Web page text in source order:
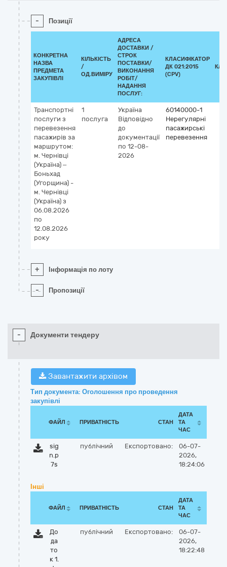
- Позиції
КОНКРЕТНА
НАЗВА
ПРЕДМЕТА
ЗАКУПІВЛІ
КІЛЬКІСТЬ
/
ОД.ВИМІРУ
АДРЕСА
ДОСТАВКИ /
СТРОК
ПОСТАВКИ/
ВИКОНАННЯ
РОБІТ/
НАДАННЯ
ПОСЛУГ:
КЛАСИФІКАТОР
ДК 021:2015
(CPV)
Транспортні
послуги з
перевезення
пасажирів за
маршрутом:
м. Чернівці
(Україна) –
Боньхад
(Угорщина) -
м. Чернівці
(Україна) з
06.08.2026
по
12.08.2026
року
1
послуга
Україна
Відповідно
до
документації
по 12-08-
2026
60140000-1
Нерегулярні
пасажирські
перевезення
+ Інформація по лоту
- Пропозиції
- Документи тендеру
Завантажити архівом
Тип документа: Оголошення про проведення
закупівлі
ФАЙЛ ПРИВАТНІСТЬ СТАН
ДАТА
ТА
ЧАС
sig
n.p
7s
публічний Експортовано:
06-07-
2026,
18:24:06
Інші
ФАЙЛ ПРИВАТНІСТЬ СТАН
ДАТА
ТА
ЧАС
До
да
то
к 1.
публічний Експортовано:
06-07-
2026,
18:22:48